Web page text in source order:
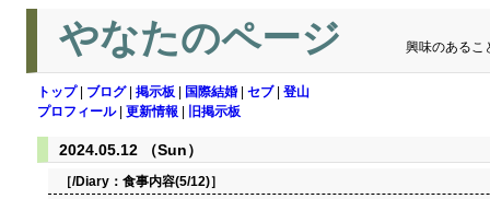
やなたのページ 興味のあるこ
トップ| ブログ| 掲示板 国際結婚 セブ| 登山
プロフィール| 更新情報 旧掲示板
2024.05.12 （Sun）
［/Diary： 食事内容(5/12)］